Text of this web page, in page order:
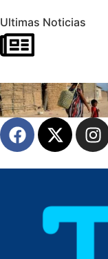
Ultimas Noticias